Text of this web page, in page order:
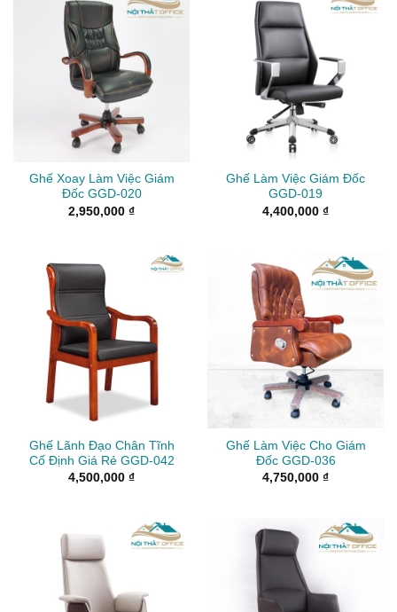
Ghế Xoay Làm Việc Giám
Đốc GGD-020
2,950,000 ₫
Ghế Làm Việc Giám Đốc
GGD-019
4,400,000 ₫
Ghế Lãnh Đạo Chân Tĩnh
Cố Định Giá Rẻ GGD-042
4,500,000 ₫
Ghế Làm Việc Cho Giám
Đốc GGD-036
4,750,000 ₫